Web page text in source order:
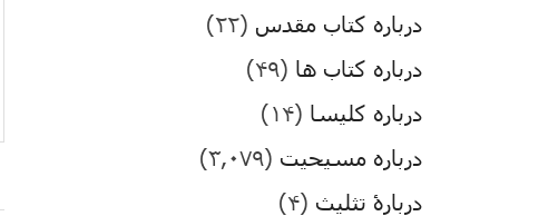
درباره کتاب مقدس (۲۲)
درباره کتاب ها (۴۹)
درباره کلیسا (۱۴)
درباره مسیحیت (۳,۰۷۹)
دربارۀ تثلیث (۴)